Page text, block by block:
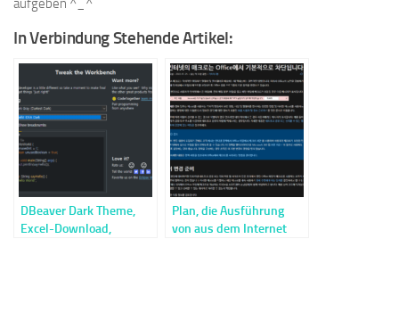
aufgeben ^_^
In Verbindung Stehende Artikel:
DBeaver Dark Theme,
Excel-Download,
Plan, die Ausführung
von aus dem Internet